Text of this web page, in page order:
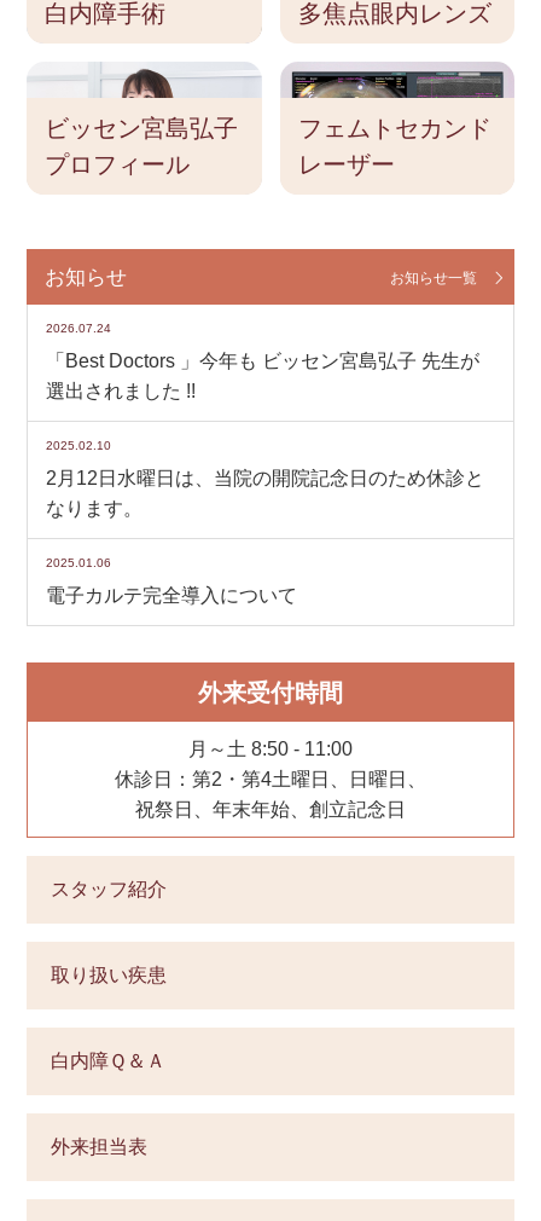
白内障手術 多焦点眼内レンズ
ビッセン宮島弘子
プロフィール
フェムトセカンド
レーザー
お知らせ お知らせ一覧
2026.07.24
「Best Doctors 」今年も ビッセン宮島弘子 先生が
選出されました !!
2025.02.10
2月12日水曜日は、当院の開院記念日のため休診と
なります。
2025.01.06
電子カルテ完全導入について
外来受付時間
月～土 8:50 - 11:00
休診日：第2・第4土曜日、日曜日、
祝祭日、年末年始、創立記念日
スタッフ紹介
取り扱い疾患
白内障Ｑ＆Ａ
外来担当表